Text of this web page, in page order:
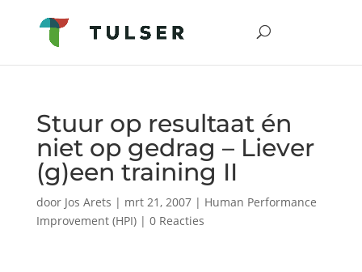
Stuur op resultaat én
niet op gedrag – Liever
(g)een training II
door Jos Arets | mrt 21, 2007| Human Performance
Improvement (HPI)| 0 Reacties